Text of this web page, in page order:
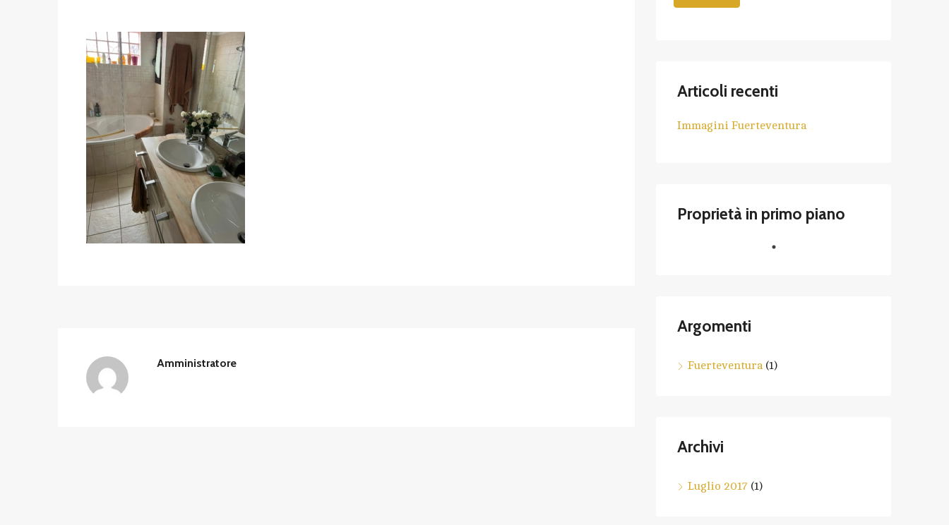
Amministratore
Articoli recenti
Immagini Fuerteventura
Proprietà in primo piano
Argomenti
Fuerteventura(1)
Archivi
Luglio 2017 (1)